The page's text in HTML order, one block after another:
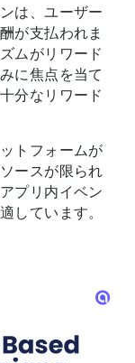
は、ユーザー
が支払われま
ムがリワード
に焦点を当て
分なリワード
トフォームが
ースが限られ
プリ内イベン
しています。